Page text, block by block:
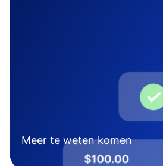
Meer te weten komen